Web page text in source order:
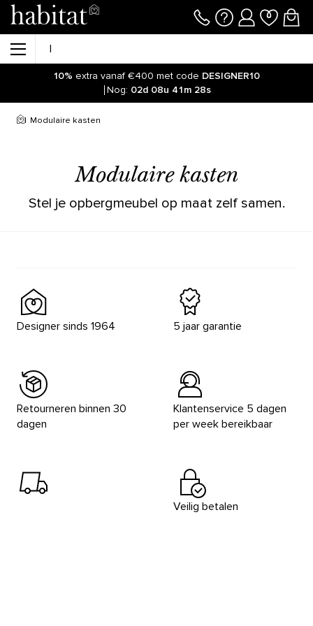
10% extra vanaf €400 met code DESIGNER10
Nog: 02d 08u 41m 28s
Modulaire kasten
Modulaire kasten
Stel je opbergmeubel op maat zelf samen.
Designer sinds 1964 5 jaar garantie
Retourneren binnen 30
dagen
Klantenservice 5 dagen
per week bereikbaar
Veilig betalen